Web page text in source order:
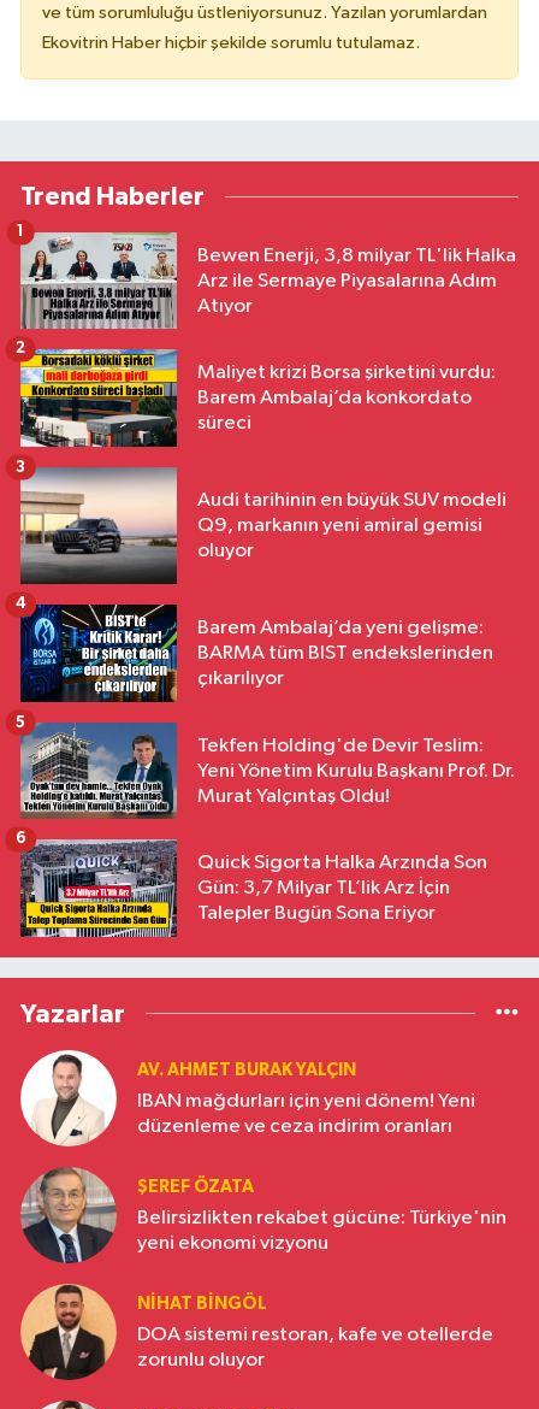
ve tüm sorumluluğu üstleniyorsunuz. Yazılan yorumlardan
Ekovitrin Haber hiçbir şekilde sorumlu tutulamaz.
Trend Haberler
Bewen Enerji, 3,8 milyar TL'lik Halka
Arz ile Sermaye Piyasalarına Adım
Atıyor
1
Maliyet krizi Borsa şirketini vurdu:
Barem Ambalaj’da konkordato
süreci
2
Audi tarihinin en büyük SUV modeli
Q9, markanın yeni amiral gemisi
oluyor
3
Barem Ambalaj’da yeni gelişme:
BARMA tüm BIST endekslerinden
çıkarılıyor
4
Tekfen Holding'de Devir Teslim:
Yeni Yönetim Kurulu Başkanı Prof. Dr.
Murat Yalçıntaş Oldu!
5
Quick Sigorta Halka Arzında Son
Gün: 3,7 Milyar TL’lik Arz İçin
Talepler Bugün Sona Eriyor
6
Yazarlar
AV. AHMET BURAK YALÇIN
IBAN mağdurları için yeni dönem! Yeni
düzenleme ve ceza indirim oranları
ŞEREF ÖZATA
Belirsizlikten rekabet gücüne: Türkiye'nin
yeni ekonomi vizyonu
NIHAT BINGÖL
DOA sistemi restoran, kafe ve otellerde
zorunlu oluyor